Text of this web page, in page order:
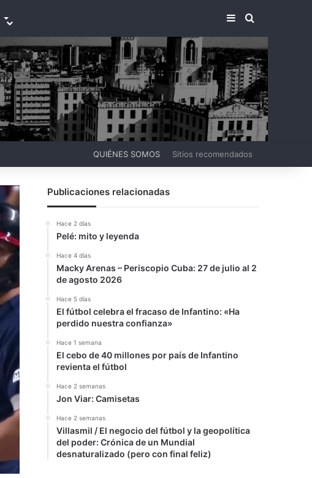
BARRA LATERAL
BUSCAR
QUIÉNES SOMOS Sitios recomendados
Publicaciones relacionadas
Hace 2 días
Pelé: mito y leyenda
Hace 4 días
Macky Arenas – Periscopio Cuba: 27 de julio al 2
de agosto 2026
Hace 5 días
El fútbol celebra el fracaso de Infantino: «Ha
perdido nuestra confianza»
Hace 1 semana
El cebo de 40 millones por país de Infantino
revienta el fútbol
Hace 2 semanas
Jon Viar: Camisetas
Hace 2 semanas
Villasmil / El negocio del fútbol y la geopolítica
del poder: Crónica de un Mundial
desnaturalizado (pero con final feliz)